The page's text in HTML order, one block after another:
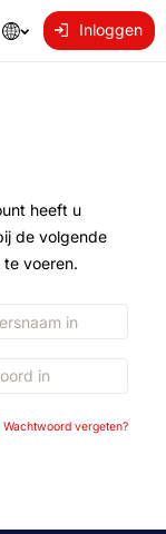
Inloggen
heeft u
de volgende
voeren.
Wachtwoord vergeten?